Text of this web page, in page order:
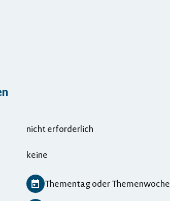
nicht erforderlich
keine
Thementag oder Themenwoche